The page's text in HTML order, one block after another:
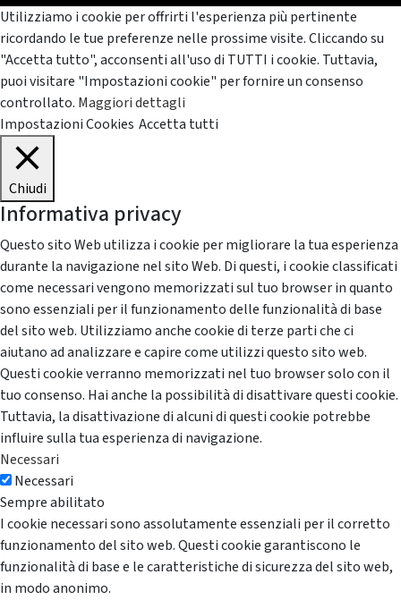
Utilizziamo i cookie per offrirti l'esperienza più pertinente
ricordando le tue preferenze nelle prossime visite. Cliccando su
"Accetta tutto", acconsenti all'uso di TUTTI i cookie. Tuttavia,
puoi visitare "Impostazioni cookie" per fornire un consenso
controllato. Maggiori dettagli
Impostazioni Cookies Accetta tutti
Chiudi
Informativa privacy
Questo sito Web utilizza i cookie per migliorare la tua esperienza
durante la navigazione nel sito Web. Di questi, i cookie classificati
come necessari vengono memorizzati sul tuo browser in quanto
sono essenziali per il funzionamento delle funzionalità di base
del sito web. Utilizziamo anche cookie di terze parti che ci
aiutano ad analizzare e capire come utilizzi questo sito web.
Questi cookie verranno memorizzati nel tuo browser solo con il
tuo consenso. Hai anche la possibilità di disattivare questi cookie.
Tuttavia, la disattivazione di alcuni di questi cookie potrebbe
influire sulla tua esperienza di navigazione.
Necessari
Necessari
Sempre abilitato
I cookie necessari sono assolutamente essenziali per il corretto
funzionamento del sito web. Questi cookie garantiscono le
funzionalità di base e le caratteristiche di sicurezza del sito web,
in modo anonimo.